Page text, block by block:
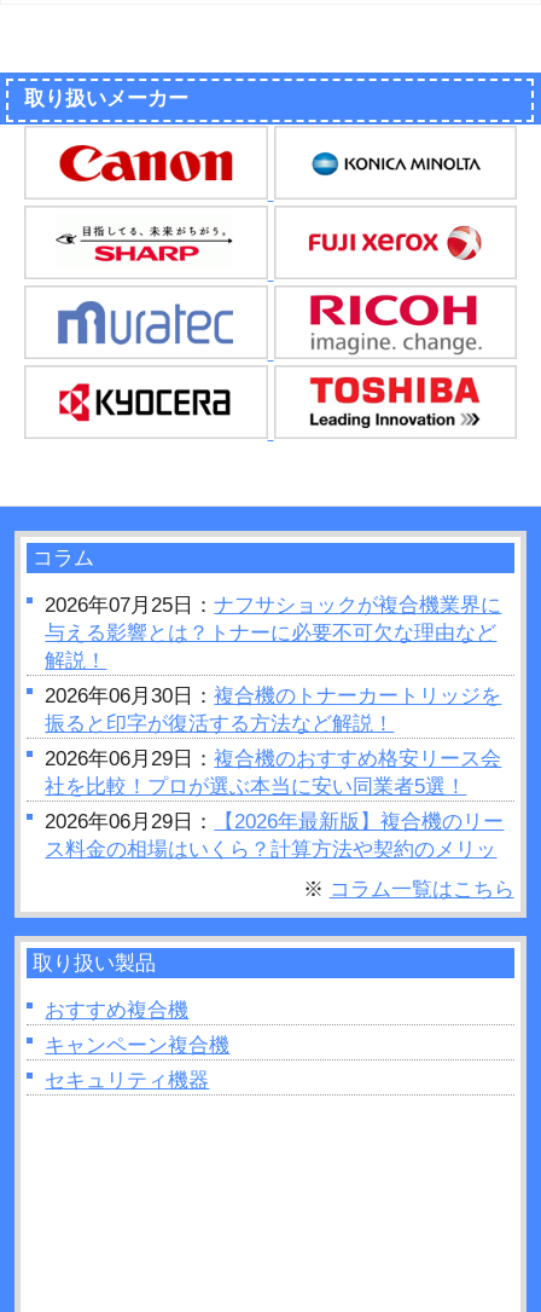
取り扱いメーカー
コラム
2026年07月25日：ナフサショックが複合機業界に
与える影響とは？トナーに必要不可欠な理由など
解説！
2026年06月30日：複合機のトナーカートリッジを
振ると印字が復活する方法など解説！
2026年06月29日：複合機のおすすめ格安リース会
社を比較！プロが選ぶ本当に安い同業者5選！
2026年06月29日：
【2026年最新版】複合機のリー
ス料金の相場はいくら？計算方法や契約のメリッ
2026年06月28日：プリンターの設定が勝手に変わ
るのはなぜ？原因や対処法など解説！
2026年06月26日：複合機で製本はできるの？製本
を行う場合のポイントを紹介！
2026年06月26日：複合機の印刷がうまくいかない
ときは読み取り部分（ガラス面）の掃除をしてみ
よう！
※ コラム一覧はこちら
取り扱い製品
おすすめ複合機
キャンペーン複合機
セキュリティ機器